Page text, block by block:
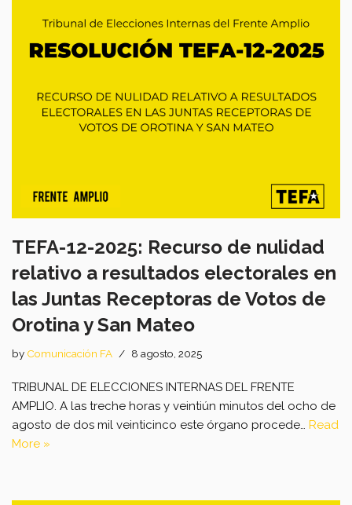
TEFA-12-2025: Recurso de nulidad
relativo a resultados electorales en
las Juntas Receptoras de Votos de
Orotina y San Mateo
by Comunicación FA 8 agosto, 2025
TRIBUNAL DE ELECCIONES INTERNAS DEL FRENTE
AMPLIO. A las treche horas y veintiún minutos del ocho de
agosto de dos mil veinticinco este órgano procede… Read
More »